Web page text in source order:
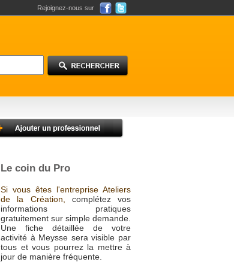
Rejoignez-nous sur
Le coin du Pro
Si vous êtes l'entreprise Ateliers
de la Création,
complétez vos
informations pratiques
gratuitement sur simple demande.
Une fiche détaillée de votre
activité à Meysse sera visible par
tous et vous pourrez la mettre à
jour de manière fréquente.